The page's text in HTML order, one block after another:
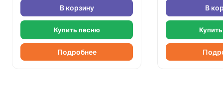
В корзину
Купить песню
Подробнее
В